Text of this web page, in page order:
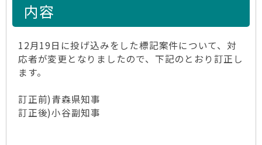
内容
12月19日に投げ込みをした標記案件について、対
応者が変更となりましたので、下記のとおり訂正し
ます。
訂正前)青森県知事
訂正後)小谷副知事